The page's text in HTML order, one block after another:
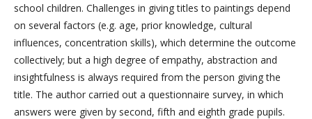
school children. Challenges in giving titles to paintings depend
on several factors (e.g. age, prior knowledge, cultural
influences, concentration skills), which determine the outcome
collectively; but a high degree of empathy, abstraction and
insightfulness is always required from the person giving the
title. The author carried out a questionnaire survey, in which
answers were given by second, fifth and eighth grade pupils.